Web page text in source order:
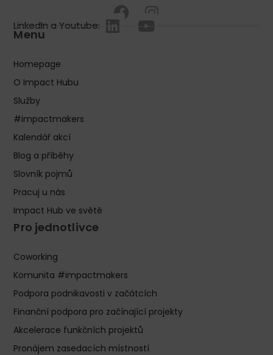
LinkedIn a Youtube:
Menu
Homepage
O Impact Hubu
Služby
#impactmakers
Kalendář akcí
Blog a příběhy
Slovník pojmů
Pracuj u nás
Impact Hub ve světě
Pro jednotlivce
Coworking
Komunita #impactmakers
Podpora podnikavosti v začátcích
Finanční podpora pro začínající projekty
Akcelerace funkčních projektů
Pronájem zasedacích místností